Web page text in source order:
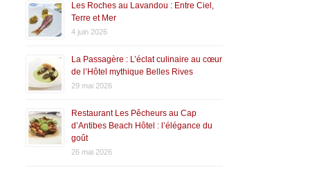
Les Roches au Lavandou : Entre Ciel,
Terre et Mer
4 juin 2026
La Passagère : L’éclat culinaire au cœur
de l’Hôtel mythique Belles Rives
29 mai 2026
Restaurant Les Pêcheurs au Cap
d’Antibes Beach Hôtel : l’élégance du
goût
26 mai 2026